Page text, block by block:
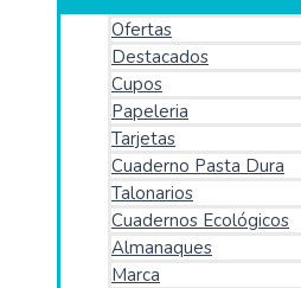
Ofertas
Destacados
Cupos
Papeleria
Tarjetas
Cuaderno Pasta Dura
Talonarios
Cuadernos Ecológicos
Almanaques
Marca